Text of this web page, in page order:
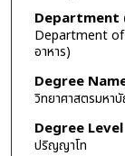
Department
Department of
อาหาร)
Degree
วิทยาศาสตรมหา
Degree Level
ปริญญาโท